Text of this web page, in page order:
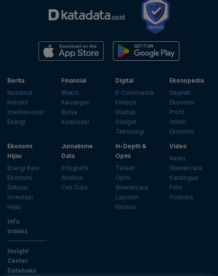
Berita
Nasional
Industri
Internasional
Energi
Finansial
Makro
Keuangan
Bursa
Korporasi
Digital
E-Commerce
Fintech
Startup
Gadget
Teknologi
Ekonopedia
Sejarah
Ekonomi
Profil
Istilah
Ekonomi
Ekonomi
Hijau
Energi Baru
Ekonomi
Sirkular
Investasi
Hijau
Jurnalisme
Data
Infografik
Analisis
Cek Data
In-Depth &
Opini
Telaah
Opini
Wawancara
Laporan
Khusus
Video
News
Wawancara
Katalogue
Foto
Podcast
Info
Indeks
Insight
Center
Databoks